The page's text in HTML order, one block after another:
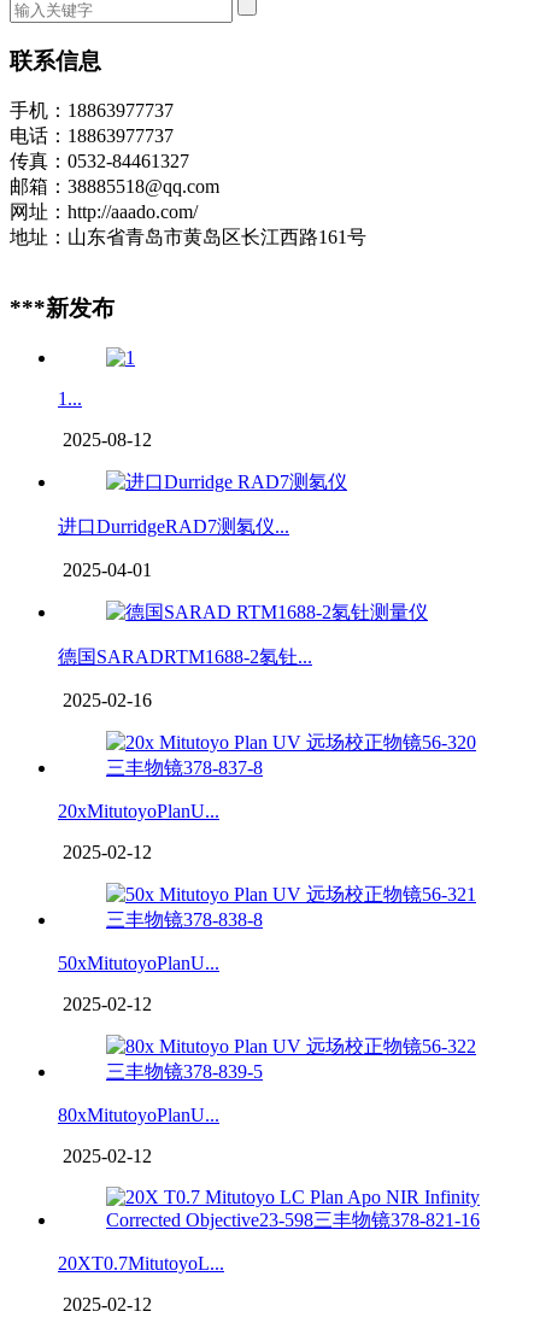
联系信息
手机：18863977737
电话：18863977737
传真：0532-84461327
邮箱：38885518@qq.com
网址：http://aaado.com/
地址：山东省青岛市黄岛区长江西路161号
***新发布
1...
2025-08-12
进口DurridgeRAD7测氡仪...
2025-04-01
德国SARADRTM1688-2氡钍...
2025-02-16
20xMitutoyoPlanU...
2025-02-12
50xMitutoyoPlanU...
2025-02-12
80xMitutoyoPlanU...
2025-02-12
20XT0.7MitutoyoL...
2025-02-12